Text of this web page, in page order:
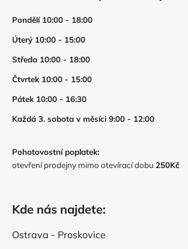
Pondělí 10:00 - 18:00
Úterý 10:00 - 15:00
Středa 10:00 - 18:00
Čtvrtek 10:00 - 15:00
Pátek 10:00 - 16:30
Každá 3. sobota v měsíci 9:00 - 12:00
Pohotovostní poplatek:
otevření prodejny mimo otevírací dobu 250Kč
Kde nás najdete:
Ostrava - Proskovice